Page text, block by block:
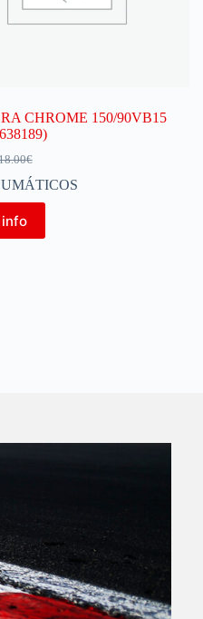
CHROME 150/90VB15
€